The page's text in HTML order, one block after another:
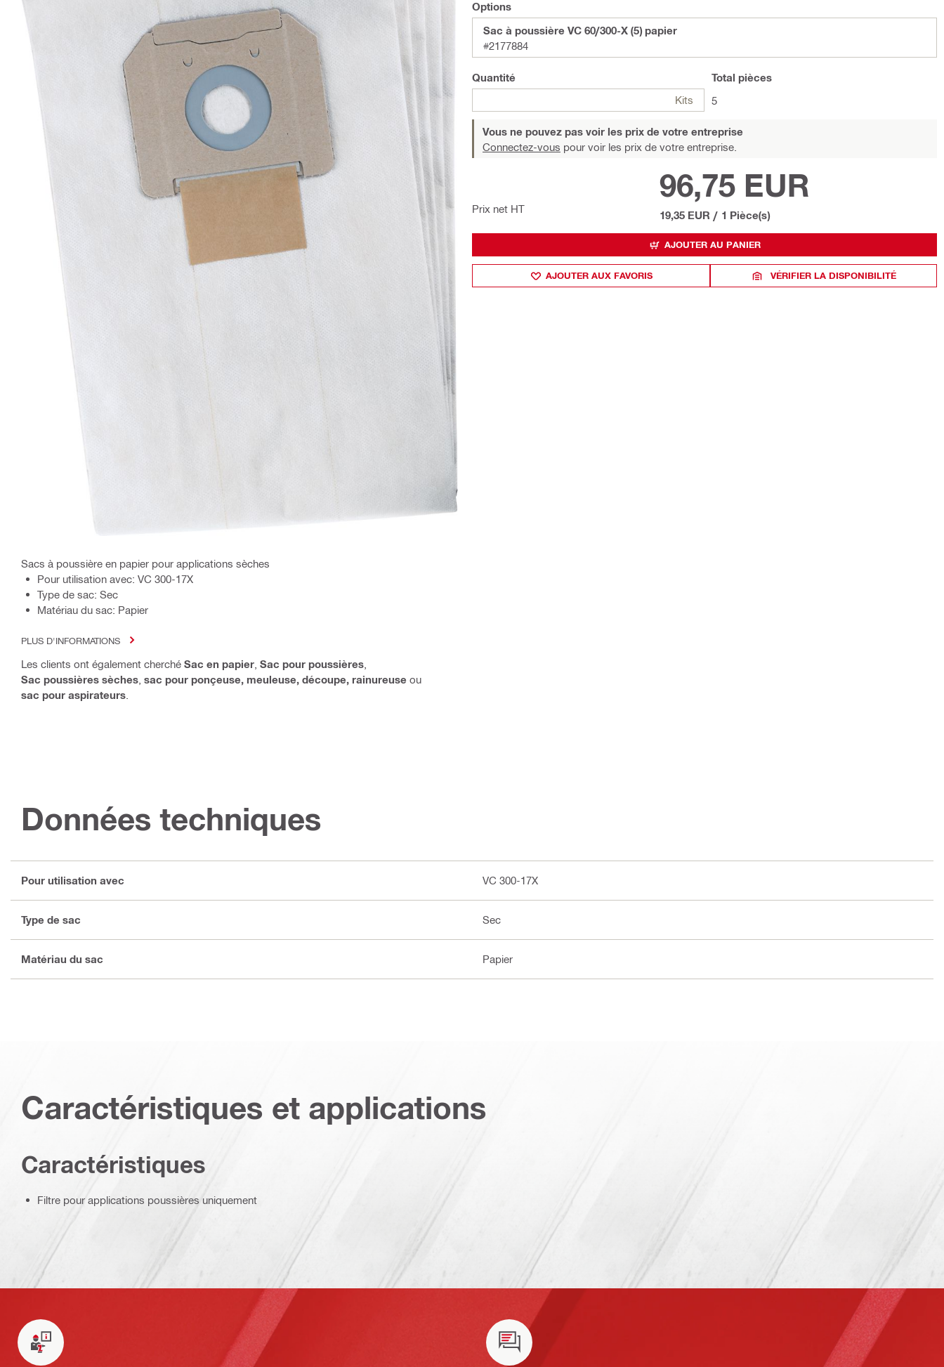
Sacs à poussière en papier pour applications sèches
Pour utilisation avec: VC 300-17X
Type de sac: Sec
Matériau du sac: Papier
PLUS D'INFORMATIONS
Les clients ont également cherché Sac en papier Sac pour poussières
Sac poussières sèches sac pour ponçeuse, meuleuse, découpe, rainureuse ou
sac pour aspirateurs
Options
Sac à poussière VC 60/300-X (5) papier
#2177884
Quantité
Kits
Total pièces
5
Vous ne pouvez pas voir les prix de votre entreprise
Connectez-vous pour voir les prix de votre entreprise.
Prix net HT
96,75 EUR
19,35 EUR / 1 Pièce(s)
AJOUTER AU PANIER
AJOUTER AUX FAVORIS VÉRIFIER LA DISPONIBILITÉ
Données techniques
Pour utilisation avec VC 300-17X
Type de sac Sec
Matériau du sac Papier
Caractéristiques et applications
Caractéristiques
Filtre pour applications poussières uniquement